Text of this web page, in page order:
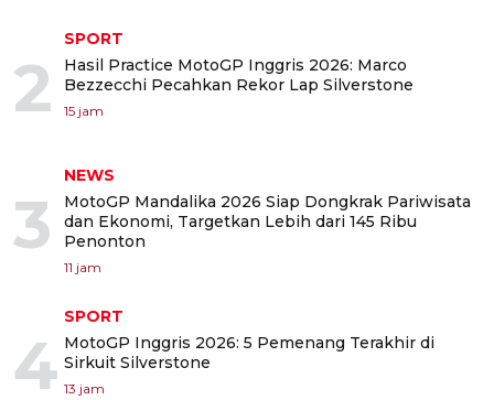
2
SPORT
Hasil Practice MotoGP Inggris 2026: Marco
Bezzecchi Pecahkan Rekor Lap Silverstone
15 jam
3
NEWS
MotoGP Mandalika 2026 Siap Dongkrak Pariwisata
dan Ekonomi, Targetkan Lebih dari 145 Ribu
Penonton
11 jam
4
SPORT
MotoGP Inggris 2026: 5 Pemenang Terakhir di
Sirkuit Silverstone
13 jam